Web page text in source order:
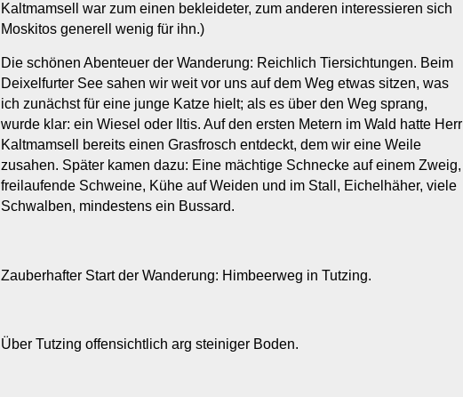
Kaltmamsell war zum einen bekleideter, zum anderen interessieren sich
Moskitos generell wenig für ihn.)
Die schönen Abenteuer der Wanderung: Reichlich Tiersichtungen. Beim
Deixelfurter See sahen wir weit vor uns auf dem Weg etwas sitzen, was
ich zunächst für eine junge Katze hielt; als es über den Weg sprang,
wurde klar: ein Wiesel oder Iltis. Auf den ersten Metern im Wald hatte Herr
Kaltmamsell bereits einen Grasfrosch entdeckt, dem wir eine Weile
zusahen. Später kamen dazu: Eine mächtige Schnecke auf einem Zweig,
freilaufende Schweine, Kühe auf Weiden und im Stall, Eichelhäher, viele
Schwalben, mindestens ein Bussard.
Zauberhafter Start der Wanderung: Himbeerweg in Tutzing.
Über Tutzing offensichtlich arg steiniger Boden.